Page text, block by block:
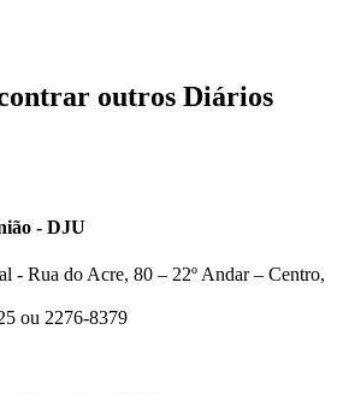
outros Diários
- DJU
- Rua do Acre, 80 – 22º Andar – Centro,
ou 2276-8379